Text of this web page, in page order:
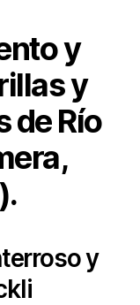
y
y
de Río
y